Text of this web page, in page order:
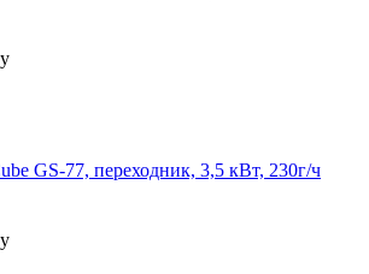
GS-77, переходник, 3,5 кВт, 230г/ч